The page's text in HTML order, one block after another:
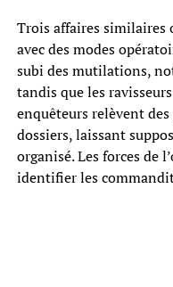
Trois affaires similaires
avec des modes
subi des mutilations,
tandis que les
enquêteurs relèvent
dossiers, laissant
organisé. Les forces de
identifier les